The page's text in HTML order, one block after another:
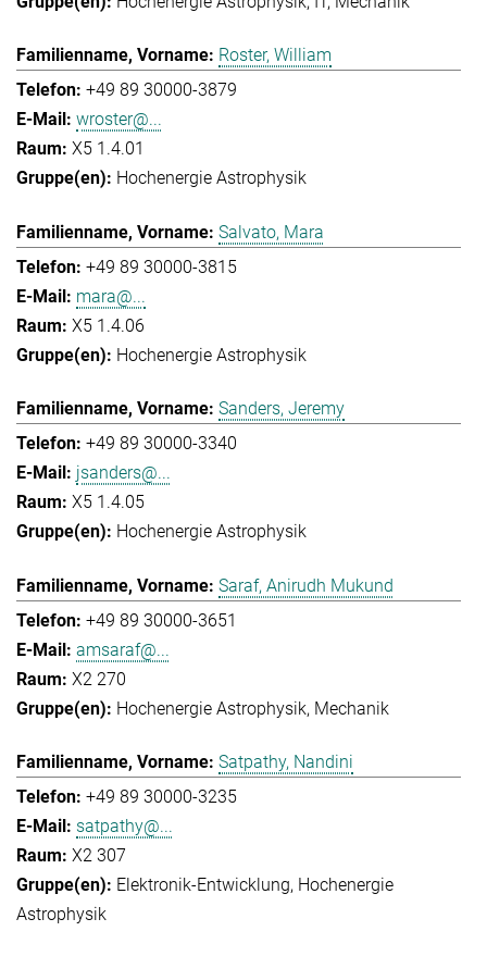
Roster, William
+49 89 30000-3879
wroster@...
X5 1.4.01
Hochenergie Astrophysik
Salvato, Mara
+49 89 30000-3815
mara@...
X5 1.4.06
Hochenergie Astrophysik
Sanders, Jeremy
+49 89 30000-3340
jsanders@...
X5 1.4.05
Hochenergie Astrophysik
Saraf, Anirudh Mukund
+49 89 30000-3651
amsaraf@...
X2 270
Hochenergie Astrophysik Mechanik
Satpathy, Nandini
+49 89 30000-3235
satpathy@...
X2 307
Elektronik-Entwicklung Hochenergie
Astrophysik